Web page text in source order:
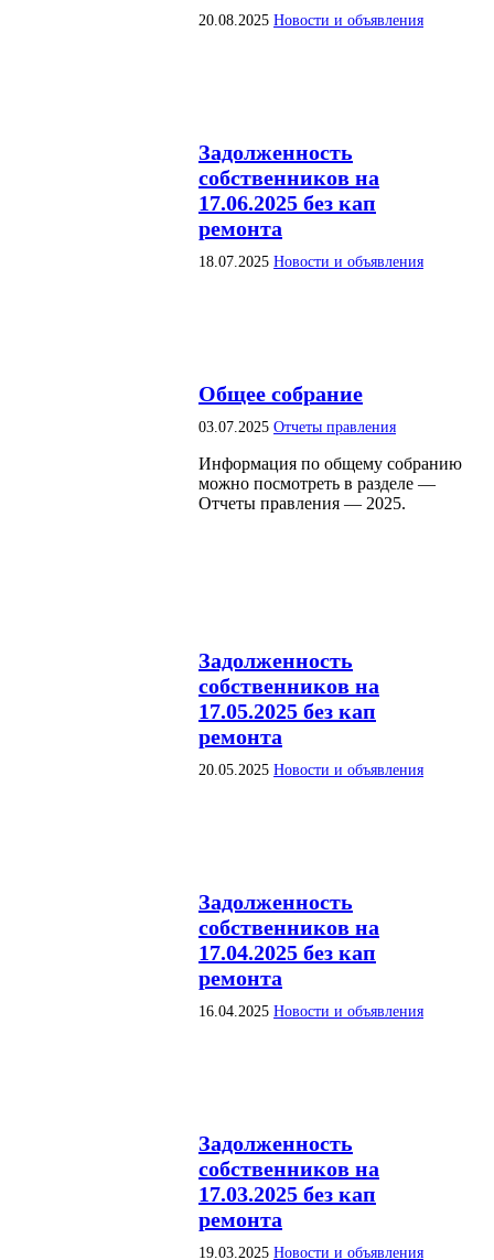
20.08.2025 Новости и объявления
Задолженность
собственников на
17.06.2025 без кап
ремонта
18.07.2025 Новости и объявления
Общее собрание
03.07.2025 Отчеты правления
Информация по общему собранию
можно посмотреть в разделе —
Отчеты правления — 2025.
Задолженность
собственников на
17.05.2025 без кап
ремонта
20.05.2025 Новости и объявления
Задолженность
собственников на
17.04.2025 без кап
ремонта
16.04.2025 Новости и объявления
Задолженность
собственников на
17.03.2025 без кап
ремонта
19.03.2025 Новости и объявления